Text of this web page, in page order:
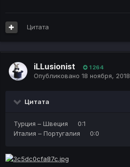
Цитата
iLLusionist 1 264
Опубликовано 18 ноября, 2018
Цитата
Турция – Швеция 0:1
Италия – Португалия 0:0